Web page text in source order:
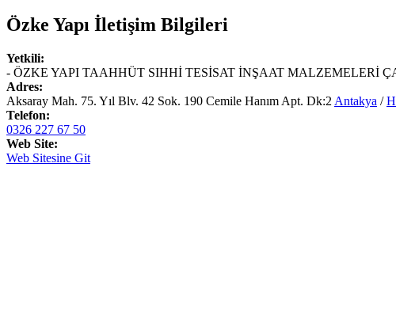
Özke Yapı İletişim Bilgileri
Yetkili:
- ÖZKE YAPI TAAHHÜT SIHHİ TESİSAT İNŞAAT MALZEMELERİ
Adres:
Aksaray Mah. 75. Yıl Blv. 42 Sok. 190 Cemile Hanım Apt. Dk:2 Antakya /
Telefon:
0326 227 67 50
Web Site:
Web Sitesine Git